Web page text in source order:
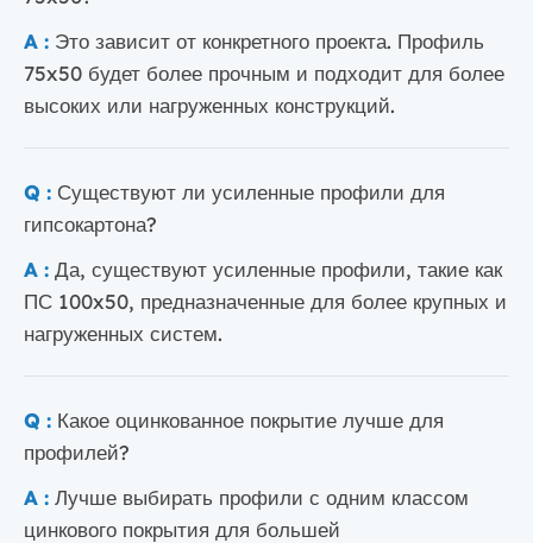
A : Это зависит от конкретного проекта. Профиль
75x50 будет более прочным и подходит для более
высоких или нагруженных конструкций.
Q : Существуют ли усиленные профили для
гипсокартона?
A : Да, существуют усиленные профили, такие как
ПС 100x50, предназначенные для более крупных и
нагруженных систем.
Q : Какое оцинкованное покрытие лучше для
профилей?
A : Лучше выбирать профили с одним классом
цинкового покрытия для большей